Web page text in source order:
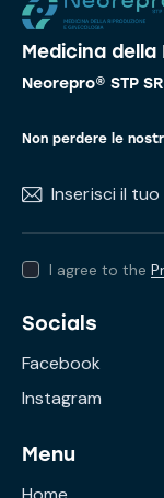
Medicina della
Neorepro® STP
Non perdere le
I agree to the
Socials
Facebook
Instagram
Menu